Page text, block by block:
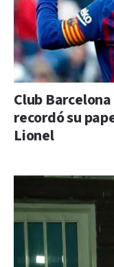
Club
recordó su
Lionel